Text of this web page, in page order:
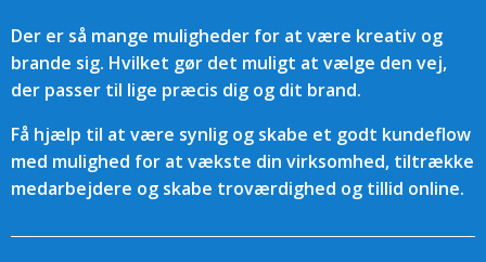
Der er så mange muligheder for at være kreativ og
brande sig. Hvilket gør det muligt at vælge den vej,
der passer til lige præcis dig og dit brand.
Få hjælp til at være synlig og skabe et godt kundeflow
med mulighed for at vækste din virksomhed, tiltrække
medarbejdere og skabe troværdighed og tillid online.